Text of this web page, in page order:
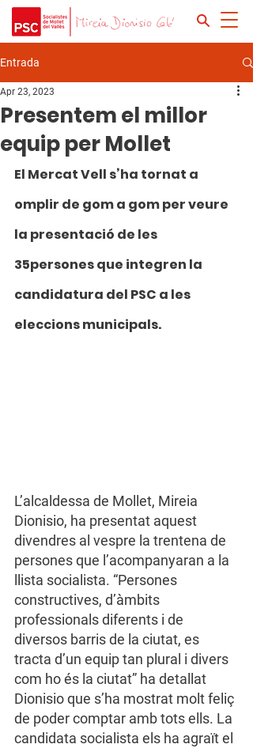
Entrada
Presentem el millor
equip per Mollet
Apr 23, 2023
El Mercat Vell s’ha tornat a
omplir de gom a gom per veure
la presentació de les
35persones que integren la
candidatura del PSC a les
eleccions municipals.
L’alcaldessa de Mollet, Mireia
Dionisio, ha presentat aquest
divendres al vespre la trentena de
persones que l’acompanyaran a la
llista socialista. “Persones
constructives, d’àmbits
professionals diferents i de
diversos barris de la ciutat, es
tracta d’un equip tan plural i divers
com ho és la ciutat” ha detallat
Dionisio que s’ha mostrat molt feliç
de poder comptar amb tots ells. La
candidata socialista els ha agraït el